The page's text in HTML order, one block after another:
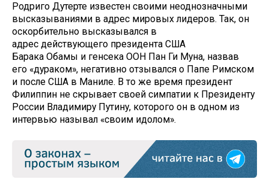
Родриго Дутерте известен своими неоднозначными
высказываниями в адрес мировых лидеров. Так, он
оскорбительно высказывался в
адрес действующего президента США
Барака Обамы и генсека ООН Пан Ги Муна, назвав
его «дураком», негативно отзывался о Папе Римском
и после США в Маниле. В то же время президент
Филиппин не скрывает своей симпатии к Президенту
России Владимиру Путину, которого он в одном из
интервью называл «своим идолом».